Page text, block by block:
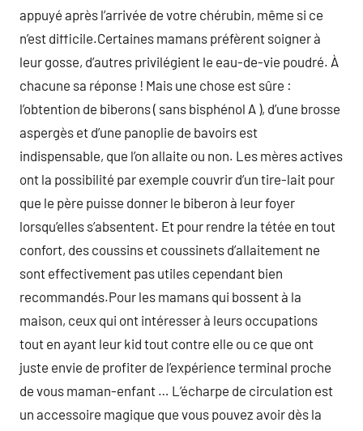
appuyé après l’arrivée de votre chérubin, même si ce
n’est difficile.Certaines mamans préfèrent soigner à
leur gosse, d’autres privilégient le eau-de-vie poudré. À
chacune sa réponse ! Mais une chose est sûre :
l’obtention de biberons ( sans bisphénol A ), d’une brosse
aspergès et d’une panoplie de bavoirs est
indispensable, que l’on allaite ou non. Les mères actives
ont la possibilité par exemple couvrir d’un tire-lait pour
que le père puisse donner le biberon à leur foyer
lorsqu’elles s’absentent. Et pour rendre la tétée en tout
confort, des coussins et coussinets d’allaitement ne
sont effectivement pas utiles cependant bien
recommandés.Pour les mamans qui bossent à la
maison, ceux qui ont intéresser à leurs occupations
tout en ayant leur kid tout contre elle ou ce que ont
juste envie de profiter de l’expérience terminal proche
de vous maman-enfant … L’écharpe de circulation est
un accessoire magique que vous pouvez avoir dès la